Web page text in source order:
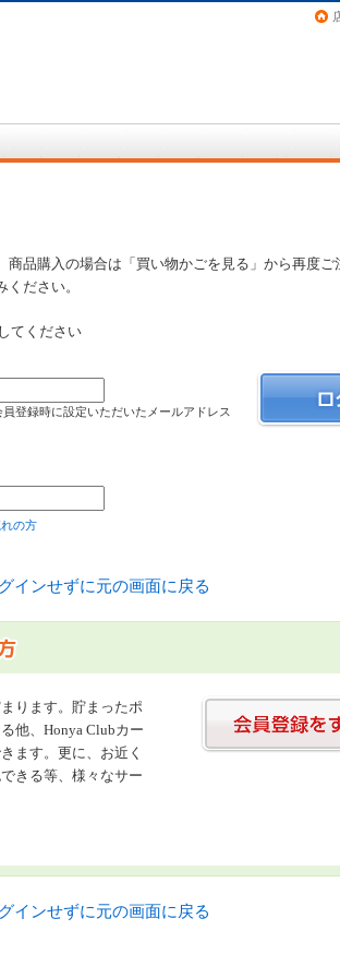
品購入の場合は「買い物かごを見る」から再度ご
ださい。
てください
登録時に設定いただいたメールアドレス
の方
インせずに元の画面に戻る
ります。貯まったポ
他、Honya Clubカー
ます。更に、お近く
きる等、様々なサー
インせずに元の画面に戻る